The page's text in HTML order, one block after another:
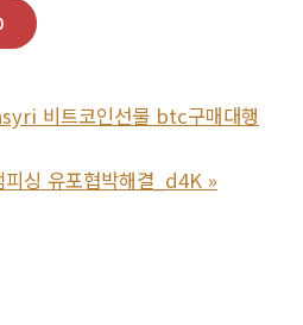
비트코인선물 btc구매대행
싱 유포협박해결_d4K »